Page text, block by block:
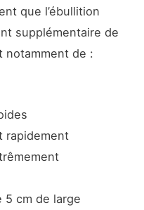
que l’ébullition
supplémentaire de
notamment de :
rapidement
5 cm de large